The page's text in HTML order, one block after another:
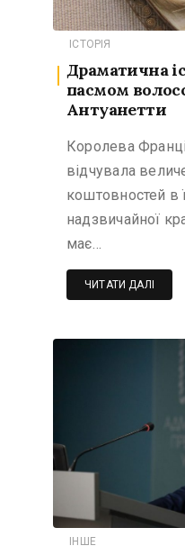
ІСТОРІЯ
Драматична
пасмом
Антуанетти
Королева
відчувала
коштовностей в
надзвичайної
має…
ЧИТАТИ ДАЛІ
ІНШЕ